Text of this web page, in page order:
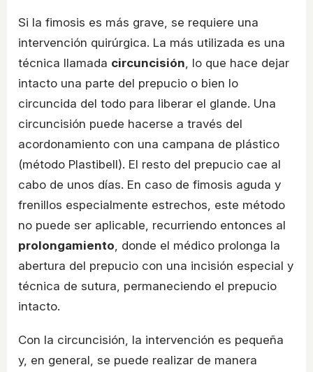
Si la fimosis es más grave, se requiere una
intervención quirúrgica. La más utilizada es una
técnica llamada circuncisión , lo que hace dejar
intacto una parte del prepucio o bien lo
circuncida del todo para liberar el glande. Una
circuncisión puede hacerse a través del
acordonamiento con una campana de plástico
(método Plastibell). El resto del prepucio cae al
cabo de unos días. En caso de fimosis aguda y
frenillos especialmente estrechos, este método
no puede ser aplicable, recurriendo entonces al
prolongamiento , donde el médico prolonga la
abertura del prepucio con una incisión especial y
técnica de sutura, permaneciendo el prepucio
intacto.
Con la circuncisión, la intervención es pequeña
y, en general, se puede realizar de manera